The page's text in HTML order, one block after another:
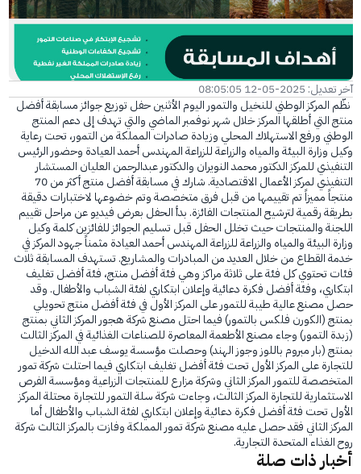
آخر تعديل: 2025-05-12 08:05:05
نظّم المركز الوطني للنخيل والتمور اليوم الأثنين حفل توزيع جوائز مسابقة أفضل
منتج التي أطلقها المركز خلال شهر نوفمبر الماضي والتي تهدف إلى دعم المنتج
الوطني ورفع الاستهلاك المحلي وزيادة صادرات المملكة من التمور، تحت رعاية
وكيل وزارة البيئة والمياه والزراعة للزراعة المهندس أحمد العيادة وحضور الرئيس
التنفيذي للمركز الدكتور محمد النويران والدكتور عبدالرحمن العليان المستشار
التنفيذي لمركز الأعمال الاقتصادية. شارك في مسابقة أفضل منتج أكثر من 70
منتجاً مميزاً تم تقييمها من قبل فرق متخصصة وتم خضوعها لاختبارات دقيقة
بطريقة رقمية لترشيح المنتجات الفائزة. بدأ الحفل بعرض فيديو عن مراحل تقييم
اللجنة والمنتجات حيث تخلل الحفل قبل تسليم الجوائز للفائزين كلمة وكيل
وزارة البيئة والمياه والزراعة للزراعة المهندس أحمد العيادة مثمناً جهود المركز في
خدمة القطاع من خلال العديد من المبادرات والمشاريع. تستهدف المسابقة ثلاث
فئات تحتوي كل فئة على ثلاثة مراكز وهي فئة أفضل منتج، فئة أفضل تغليف
ابتكاري، وفئة أفضل فكرة دعائية وإعلان ابتكاري لفئة الشباب والأطفال. وقد
حصل مصنع عالية طيبة للتمور على المركز الأول في فئة أفضل منتج تحويلي
بمنتج (الكورن فلكس بالتمور) فيما احتل مصنع شركة هجور المركز الثاني بمنتج
(زبدة التمور) وجاء مصنع الأطعمة المعاصرة للصناعات الغذائية في المركز الثالث
بمنتج (بار مبروم باللوز وجوز الهند) وحصلت مؤسسة يوسف عبد الله الدخيل
للتجارة على المركز الأول تحت فئة أفضل تغليف ابتكاري فيما احتلت شركة تمور
المتخصصة للتمور المركز الثاني وشركة مزارع للمنتجات الزراعية ومؤسسة الفرص
الاستثمارية للتجارة المركز الثالث، وجاءت شركة سلة التمور للتجارة محتلة المركز
الأول تحت فئة أفضل فكرة دعائية وإعلان ابتكاري لفئة الشباب والأطفال أما
المركز الثاني فقد حصل عليه مصنع شركة تمور المملكة وفازت بالمركز الثالث شركة
روح الغذاء المتحدة التجارية.
أخبار ذات صلة